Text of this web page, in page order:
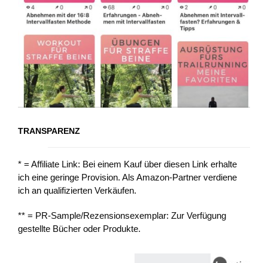
TRANSPARENZ
* = Affiliate Link: Bei einem Kauf über diesen Link erhalte
ich eine geringe Provision. Als Amazon-Partner verdiene
ich an qualifizierten Verkäufen.
** = PR-Sample/Rezensionsexemplar: Zur Verfügung
gestellte Bücher oder Produkte.